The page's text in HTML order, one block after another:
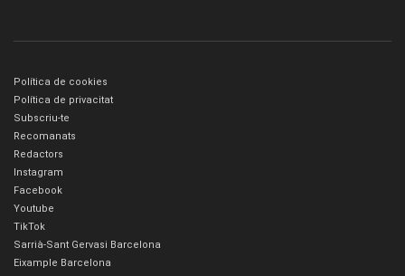
Política de cookies
Política de privacitat
Subscriu-te
Recomanats
Redactors
Instagram
Facebook
Youtube
TikTok
Sarrià-Sant Gervasi Barcelona
Eixample Barcelona